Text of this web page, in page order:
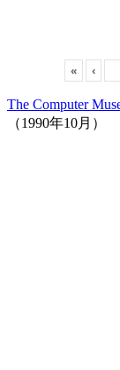
« ‹
The Computer
（1990年10月）